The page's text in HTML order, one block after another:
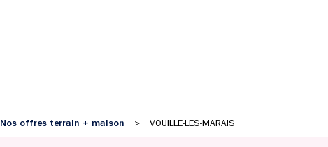
Nos offres terrain + maison > VOUILLE-LES-MARAIS